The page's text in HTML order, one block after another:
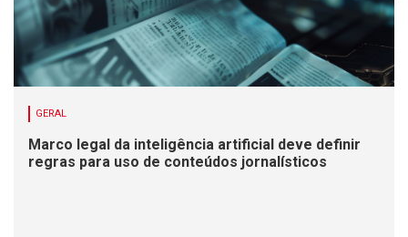
GERAL
Marco legal da inteligência artificial deve definir
regras para uso de conteúdos jornalísticos